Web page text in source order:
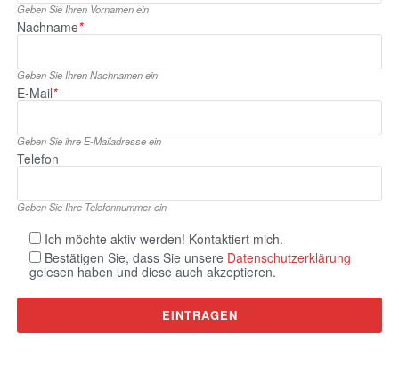
Geben Sie Ihren Vornamen ein
Nachname*
Geben Sie Ihren Nachnamen ein
E‑Mail*
Geben Sie ihre E‑Mailadresse ein
Telefon
Geben Sie Ihre Telefonnummer ein
Ich möchte aktiv werden! Kontaktiert mich.
Bestätigen Sie, dass Sie unsere Datenschutzerklärung
gelesen haben und diese auch akzeptieren.